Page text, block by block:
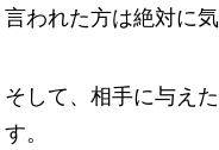
言われた方は絶対に
そして、相手に与え
す。